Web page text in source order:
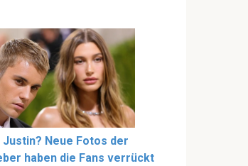
Neue Fotos der
haben die Fans verrückt